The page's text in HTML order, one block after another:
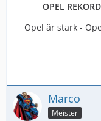
OPEL
Opel är stark -
Marco
Meister